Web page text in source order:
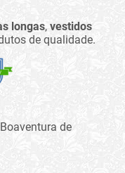
longas, vestidos
de qualidade.
de